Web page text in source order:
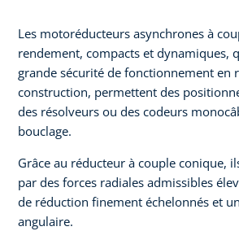
Les motoréducteurs asynchrones à
rendement, compacts et dynamiques,
grande sécurité de fonctionnement en
construction, permettent des
des résolveurs ou des codeurs
bouclage.
Grâce au réducteur à couple conique,
par des forces radiales admissibles
de réduction finement échelonnés et
angulaire.